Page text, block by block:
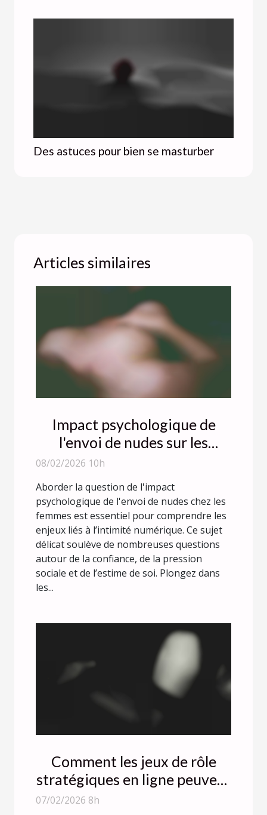
Des astuces pour bien se masturber
Articles similaires
Impact psychologique de
l'envoi de nudes sur les
femmes ?
08/02/2026 10h
Aborder la question de l'impact
psychologique de l'envoi de nudes chez les
femmes est essentiel pour comprendre les
enjeux liés à l’intimité numérique. Ce sujet
délicat soulève de nombreuses questions
autour de la confiance, de la pression
sociale et de l’estime de soi. Plongez dans
les...
Comment les jeux de rôle
stratégiques en ligne peuvent
améliorer vos compétences
07/02/2026 8h